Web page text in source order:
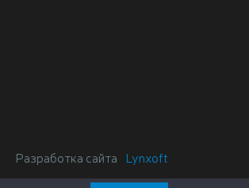
Разработка сайта Lynxoft